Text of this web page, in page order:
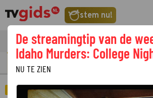
stem nu!
tvgids streaming
De streamingtip van de
Idaho Murders: College
NU TE ZIEN